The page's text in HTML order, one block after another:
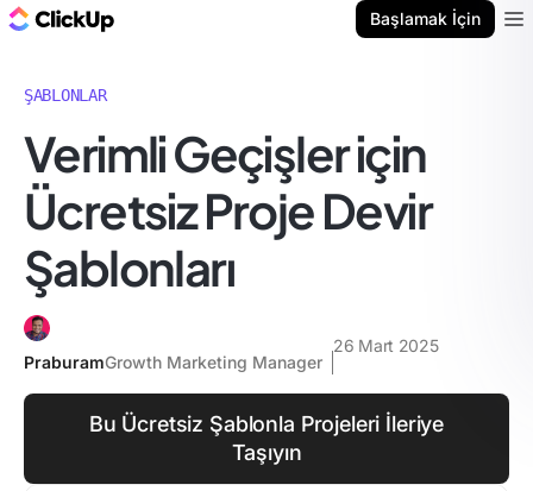
Başlamak İçin
ŞABLONLAR
Verimli Geçişler için
Ücretsiz Proje Devir
Şablonları
PraburamGrowth Marketing Manager
26 Mart 2025
Bu Ücretsiz Şablonla Projeleri İleriye
Taşıyın